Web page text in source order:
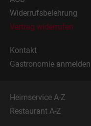
Widerrufsbelehrung
Vertrag widerrufen
Kontakt
Gastronomie anmelden
Heimservice A-Z
Restaurant A-Z